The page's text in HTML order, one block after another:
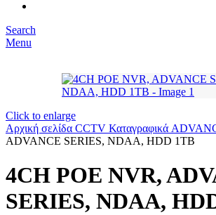
Search
Menu
Click to enlarge
Αρχική σελίδα CCTV Καταγραφικά
ADVANCE SERIES, NDAA, HDD 1TB
4CH POE NVR,
SERIES, NDAA,